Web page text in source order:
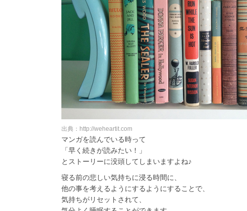
出典：http://weheartit.com
マンガを読んでいる時って
「早く続きが読みたい！」
とストーリーに没頭してしまいますよね♪
寝る前の悲しい気持ちに浸る時間に、
他の事を考えるようにするようにすることで、
気持ちがリセットされて、